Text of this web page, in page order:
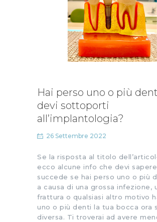
Hai perso uno o più
devi sottoporti
all’implantologia?
26 Settembre 2022
Se la risposta al titolo
ecco alcune info che devi
succede se hai perso uno o più
a causa di una grossa infezione,
frattura o qualsiasi altro motivo
uno o più denti la tua bocca ora
diversa. Ti troverai ad avere